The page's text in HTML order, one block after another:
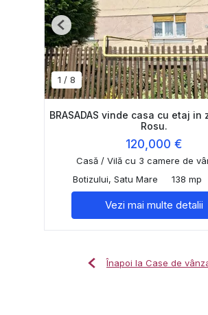
1 / 8
Previous
BRASADAS vinde casa cu etaj in
Rosu.
120,000 €
Casă / Vilă cu 3 camere de
Botizului, Satu Mare
138 mp
Vezi mai multe detalii
Înapoi la Case de